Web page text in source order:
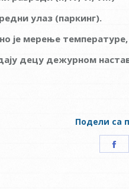
улаз (паркинг).
је мерење
децу дежурном
Подели са